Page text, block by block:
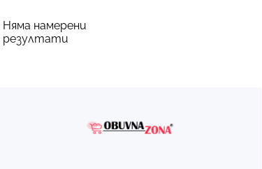
Няма намерени
резултати